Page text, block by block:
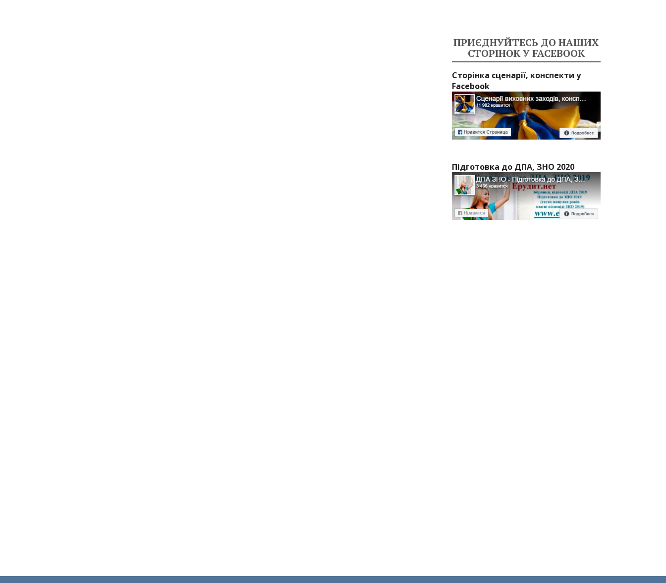
ПРИЄДНУЙТЕСЬ ДО НАШИХ
СТОРІНОК У FACEBOOK
Сторінка сценарії, конспекти у
Facebook
Підготовка до ДПА, ЗНО 2020